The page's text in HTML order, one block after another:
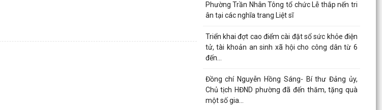
Phường Trần Nhân Tông tổ chức Lễ thắp nến tri
ân tại các nghĩa trang Liệt sĩ
Triển khai đợt cao điểm cài đặt sổ sức khỏe điện
tử, tài khoản an sinh xã hội cho công dân từ 6
đến...
Đồng chí Nguyễn Hồng Sáng- Bí thư Đảng ủy,
Chủ tịch HĐND phường đã đến thăm, tặng quà
một số gia...